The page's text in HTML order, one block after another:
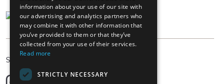
Scegliere la lingua
Deutsch
information about your use of our site with
our advertising and analytics partners who
may combine it with other information that
you’ve provided to them or that they’ve
collected from your use of their services.
Read more
STRICTLY NECESSARY